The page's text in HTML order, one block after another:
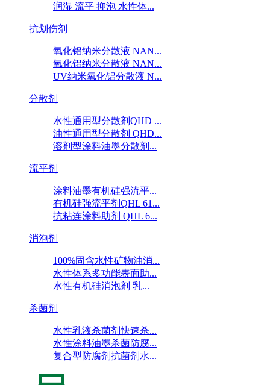
润湿 流平 抑泡 水性体...
抗划伤剂
氧化铝纳米分散液 NAN...
氧化铝纳米分散液 NAN...
UV纳米氧化铝分散液 N...
分散剂
水性通用型分散剂QHD ...
油性通用型分散剂 QHD...
溶剂型涂料油墨分散剂...
流平剂
涂料油墨有机硅强流平...
有机硅强流平剂QHL 61...
抗粘连涂料助剂 QHL 6...
消泡剂
100%固含水性矿物油消...
水性体系多功能表面助...
水性有机硅消泡剂 乳...
杀菌剂
水性乳液杀菌剂快速杀...
水性涂料油墨杀菌防腐...
复合型防腐剂抗菌剂水...